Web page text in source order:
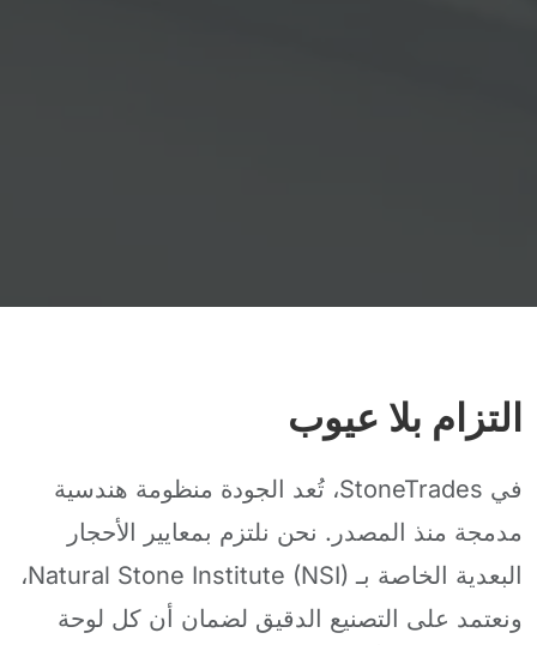
التزام بلا عيوب
في StoneTrades، تُعد الجودة منظومة هندسية
مدمجة منذ المصدر. نحن نلتزم بمعايير الأحجار
البعدية الخاصة بـ Natural Stone Institute (NSI)،
ونعتمد على التصنيع الدقيق لضمان أن كل لوحة